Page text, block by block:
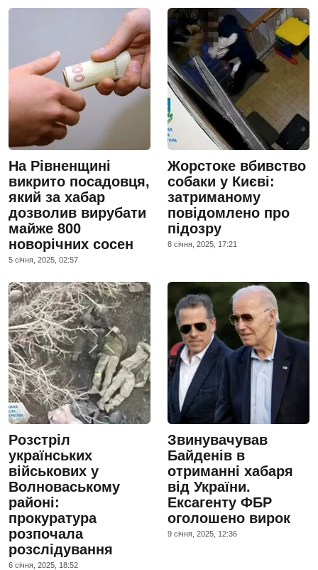
На Рівненщині
викрито посадовця,
який за хабар
дозволив вирубати
майже 800
новорічних сосен
5 сiчня, 2025, 02:57
Жорстоке вбивство
собаки у Києві:
затриманому
повідомлено про
підозру
8 сiчня, 2025, 17:21
Розстріл
українських
військових у
Волноваському
районі:
прокуратура
розпочала
розслідування
6 сiчня, 2025, 18:52
Звинувачував
Байденів в
отриманні хабаря
від України.
Ексагенту ФБР
оголошено вирок
9 сiчня, 2025, 12:36